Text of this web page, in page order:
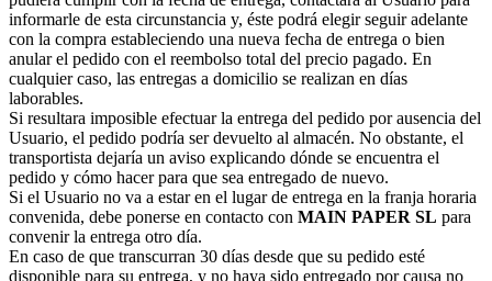
informarle de esta circunstancia y, éste podrá elegir seguir adelante
con la compra estableciendo una nueva fecha de entrega o bien
anular el pedido con el reembolso total del precio pagado. En
cualquier caso, las entregas a domicilio se realizan en días
laborables.
Si resultara imposible efectuar la entrega del pedido por ausencia del
Usuario, el pedido podría ser devuelto al almacén. No obstante, el
transportista dejaría un aviso explicando dónde se encuentra el
pedido y cómo hacer para que sea entregado de nuevo.
Si el Usuario no va a estar en el lugar de entrega en la franja horaria
convenida, debe ponerse en contacto con MAIN PAPER SL para
convenir la entrega otro día.
En caso de que transcurran 30 días desde que su pedido esté
disponible para su entrega, y no haya sido entregado por causa no